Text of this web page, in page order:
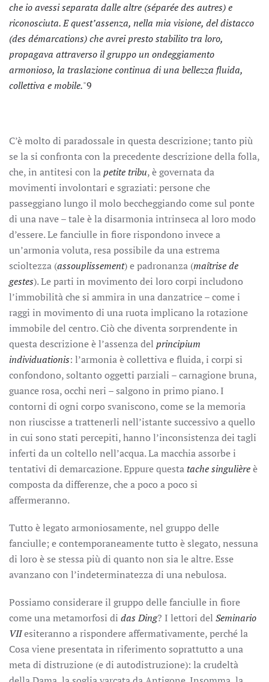
che io avessi separata dalle altre (séparée des autres) e
riconosciuta. E quest’assenza, nella mia visione, del distacco
(des démarcations) che avrei presto stabilito tra loro,
propagava attraverso il gruppo un ondeggiamento
armonioso, la traslazione continua di una bellezza fluida,
collettiva e mobile."9
C’è molto di paradossale in questa descrizione; tanto più
se la si confronta con la precedente descrizione della folla,
che, in antitesi con lapetite tribu, è governata da
movimenti involontari e sgraziati: persone che
passeggiano lungo il molo beccheggiando come sul ponte
di una nave – tale è la disarmonia intrinseca al loro modo
d’essere. Le fanciulle in fiore rispondono invece a
un’armonia voluta, resa possibile da una estrema
scioltezza (assouplissement) e padronanza (maîtrise de
gestes). Le parti in movimento dei loro corpi includono
l’immobilità che si ammira in una danzatrice – come i
raggi in movimento di una ruota implicano la rotazione
immobile del centro. Ciò che diventa sorprendente in
questa descrizione è l’assenza del principium
individuationis: l’armonia è collettiva e fluida, i corpi si
confondono, soltanto oggetti parziali – carnagione bruna,
guance rosa, occhi neri – salgono in primo piano. I
contorni di ogni corpo svaniscono, come se la memoria
non riuscisse a trattenerli nell’istante successivo a quello
in cui sono stati percepiti, hanno l’inconsistenza dei tagli
inferti da un coltello nell’acqua. La macchia assorbe i
tentativi di demarcazione. Eppure questa tache singulièreè
composta da differenze, che a poco a poco si
affermeranno.
Tutto è legato armoniosamente, nel gruppo delle
fanciulle; e contemporaneamente tutto è slegato, nessuna
di loro è se stessa più di quanto non sia le altre. Esse
avanzano con l’indeterminatezza di una nebulosa.
Possiamo considerare il gruppo delle fanciulle in fiore
come una metamorfosi di das Ding? I lettori del Seminario
VIIesiteranno a rispondere affermativamente, perché la
Cosa viene presentata in riferimento soprattutto a una
meta di distruzione (e di autodistruzione): la crudeltà